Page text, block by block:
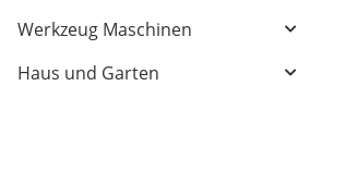
Werkzeug Maschinen
Haus und Garten